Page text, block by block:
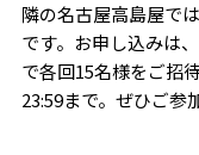
隣の名古屋高島屋で
です。お申し込みは
で各回15名様をご招
23:59まで。ぜひご参